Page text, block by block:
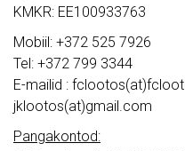
KMKR: EE100933763
Mobiil: +372 525 7926
Tel: +372 799 3344
E-mailid :
jklootos(at)gmail.com
Pangakontod: